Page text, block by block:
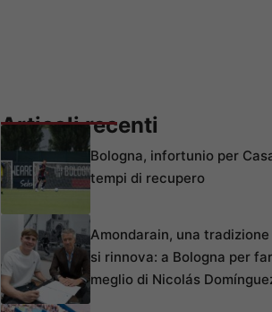
Articoli recenti
Bologna, infortunio per
tempi di recupero
Amondarain, una tradizione
si rinnova: a Bologna per
meglio di Nicolás